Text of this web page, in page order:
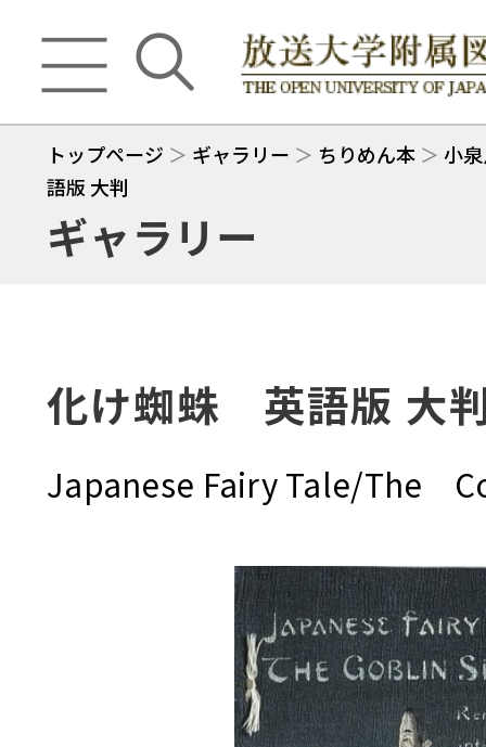
トップページ ＞ ギャラリー ＞ ちりめん本 ＞ 小
語版 大判
ギャラリー
化け蜘蛛 英語版 大
Japanese Fairy Tale/The